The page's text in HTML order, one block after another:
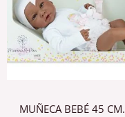
MUÑECA BEBÉ 45 CM.